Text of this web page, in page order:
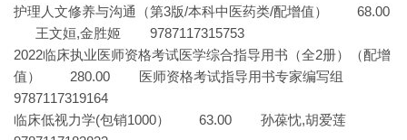
护理人文修养与沟通（第3版/本科中医药类/配增值） 68.00
王文姮,金胜姬 9787117315753
2022临床执业医师资格考试医学综合指导用书（全2册）（配增
值） 280.00 医师资格考试指导用书专家编写组
9787117319164
临床低视力学(包销1000） 63.00 孙葆忱,胡爱莲